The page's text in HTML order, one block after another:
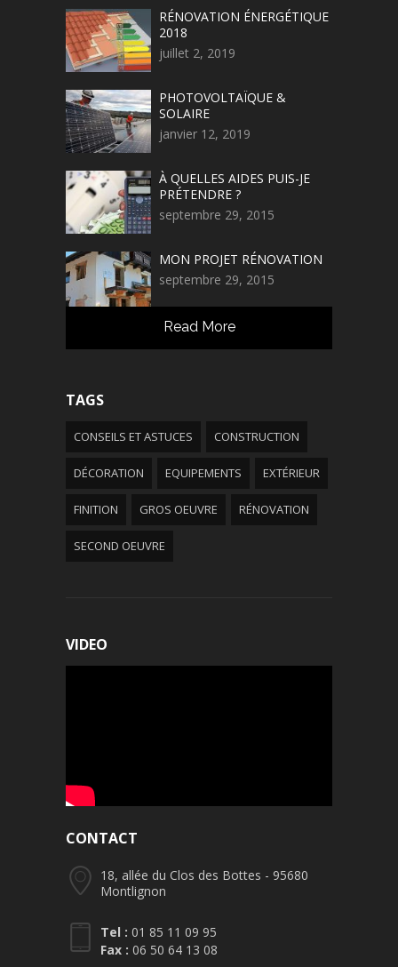
RÉNOVATION ÉNERGÉTIQUE
2018
juillet 2, 2019
PHOTOVOLTAÏQUE &
SOLAIRE
janvier 12, 2019
À QUELLES AIDES PUIS-JE
PRÉTENDRE ?
septembre 29, 2015
MON PROJET RÉNOVATION
septembre 29, 2015
Read More
TAGS
CONSEILS ET ASTUCES CONSTRUCTION
DÉCORATION EQUIPEMENTS EXTÉRIEUR
FINITION GROS OEUVRE RÉNOVATION
SECOND OEUVRE
VIDEO
CONTACT
18, allée du Clos des Bottes - 95680
Montlignon
Tel : 01 85 11 09 95
Fax : 06 50 64 13 08